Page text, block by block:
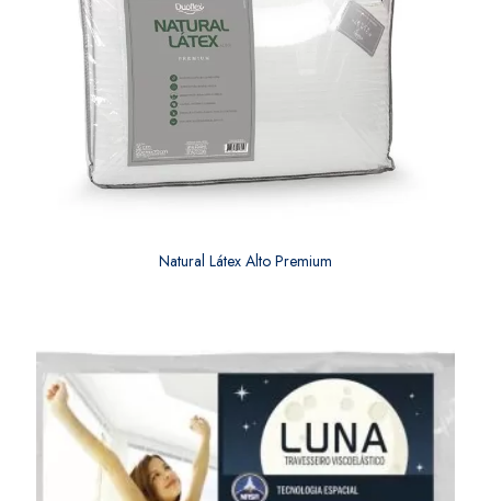
Natural Látex Alto Premium